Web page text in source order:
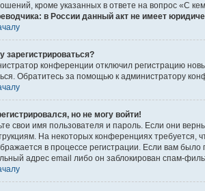
кроме указанных в ответе на вопрос «С
в России данный акт не имеет
зарегистрироваться?
конференции отключил регистрацию
Обратитесь за помощью к администратору
но не могу войти!
свои имя пользователя и пароль. Если они
На некоторых конференциях требуется,
в процессе регистрации. Если вам
адрес email либо он заблокирован спам-